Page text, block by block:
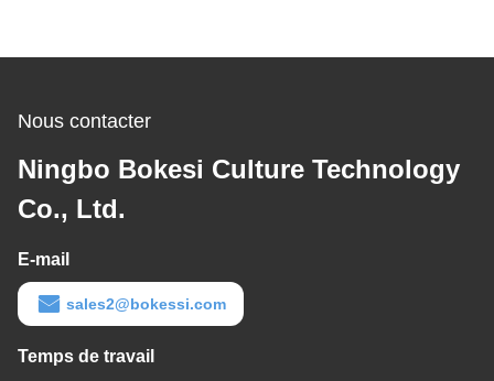
Nous contacter
Ningbo Bokesi Culture Technology
Co., Ltd.
E-mail
sales2@bokessi.com
Temps de travail